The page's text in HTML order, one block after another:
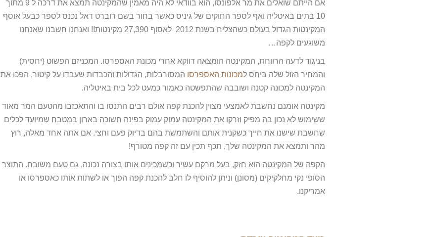
אם הייתם שואלים את מר אלפונסו, הוא בוודאי לא היה מאמין שהמקינטה תמצא את דרכה ל 9 מתוך
10 בתים באיטליה ואף לספר החוקים של גיניס כאשר בחור בשם רוברט דאל נכנס לספר כבעל אוסף
המקינטות הגדול בעולם כשהצליח בשנת 2012 לאסוף 27,390 מקינטות!! ואנחנו חשבנו שאנחנו
משוגעים לקפה…
בניגוד לדעה הרווחת, המקינטה הומצאה דווקא אחרי מכונת האספרסו. המכניזם הפשוט (יחסית)
והמחיר הזול שלה ביחס למכונות האספרסו המסורבלות, הגדולות והכבדות שעבדו על קיטור, הפכו את
המקינטה למכונה קטנה ושובבה שהתפשטה כאמור כמעט לכל בית באיטליה.
מקינטה אומנם נחשבת לאמצעי מצוין להכנת קפה אולם רבים התנסו בו והתאכזבו מהטעם המר מאוד
ששימוש לא נכון בה מפיק וזרקו את המקינטה עמוק עמוק בפינה חשוכה בארון במטבח שמיועד לכלים
שחשבת שישנו את חייך כשקנית אותם והשתמשת בהם בדיוק פעם וחצי. אם אתה אחד מאלה, רוץ
מהר ותמצא את המקינטה שלך, תכף תכין עם זה קפה מטורף!
הקפה של המקינטה הוא חזק, בעל מרקם עשיר וכשמכינים אותו בצורה נכונה, גם טעם משובח. התוצר
הסופי נקי מחלקיקים (מסונן) וניתן להוסיף לו חלב להכנת קפה הפוך או לשתות אותו כאספרסו או
אמריקנו.